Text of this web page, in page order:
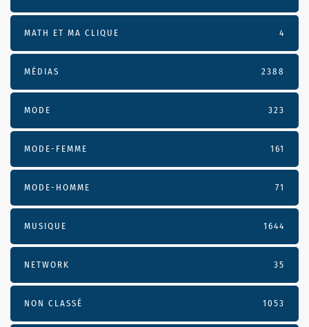
MATH ET MA CLIQUE 4
MÉDIAS 2388
MODE 323
MODE-FEMME 161
MODE-HOMME 71
MUSIQUE 1644
NETWORK 35
NON CLASSÉ 1053